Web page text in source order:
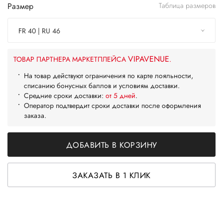
Размер Таблица размеров
FR 40 | RU 46
ТОВАР ПАРТНЕРА МАРКЕТПЛЕЙСА VIPAVENUE.
На товар действуют ограничения по карте лояльности,
списанию бонусных баллов и условиям доставки.
Средние сроки доставки: от 5 дней.
Оператор подтвердит сроки доставки после оформления
заказа.
ДОБАВИТЬ В КОРЗИНУ
ЗАКАЗАТЬ В 1 КЛИК